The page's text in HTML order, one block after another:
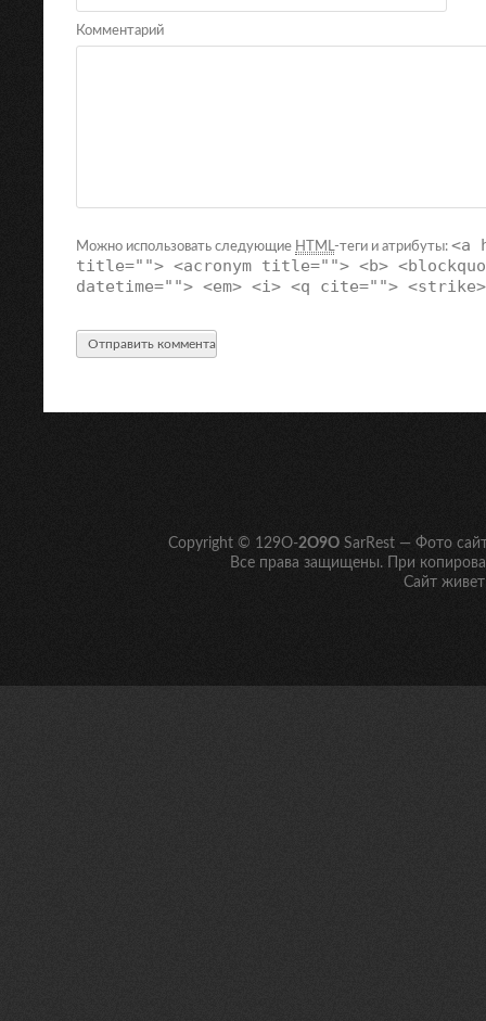
Комментарий
Можно использовать следующие HTML-теги и атрибуты: <a
title=""> <acronym title=""> <b>
datetime=""> <em> <i> <q cite="">
Copyright © 129O-2O9O SarRest — Фото
Все права защищены. При
Сайт живет